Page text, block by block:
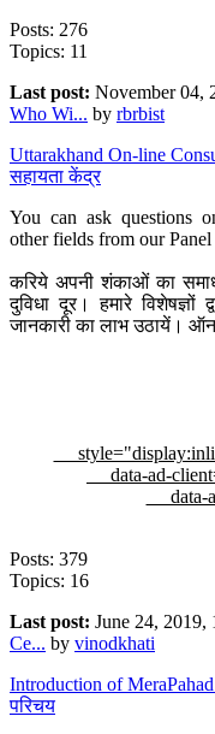
Posts: 276
Topics: 11
Last post: November 04,
Who Wi... by rbrbist
Uttarakhand On-line
सहायता केंद्र
You can ask questions
other fields from our Panel
करिये अपनी शंकाओं का
दुविधा दूर। हमारे विशेषज्ञों
जानकारी का लाभ उठायें।
data-ad-
data-
Posts: 379
Topics: 16
Last post: June 24,
Ce... by vinodkhati
Introduction of
परिचय